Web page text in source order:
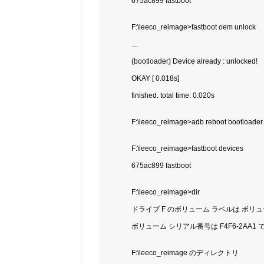
F:\leeco_reimage>fastboot oem unlock
…
(bootloader) Device already : unlocked!
OKAY [ 0.018s]
finished. total time: 0.020s
F:\leeco_reimage>adb reboot bootloader
F:\leeco_reimage>fastboot devices
675ac899 fastboot
F:\leeco_reimage>dir
ドライブ F のボリューム ラベルは ボリ
ボリューム シリアル番号は F4F6-2AA1
F:\leeco_reimage のディレクトリ